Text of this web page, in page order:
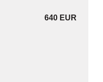
640 EUR